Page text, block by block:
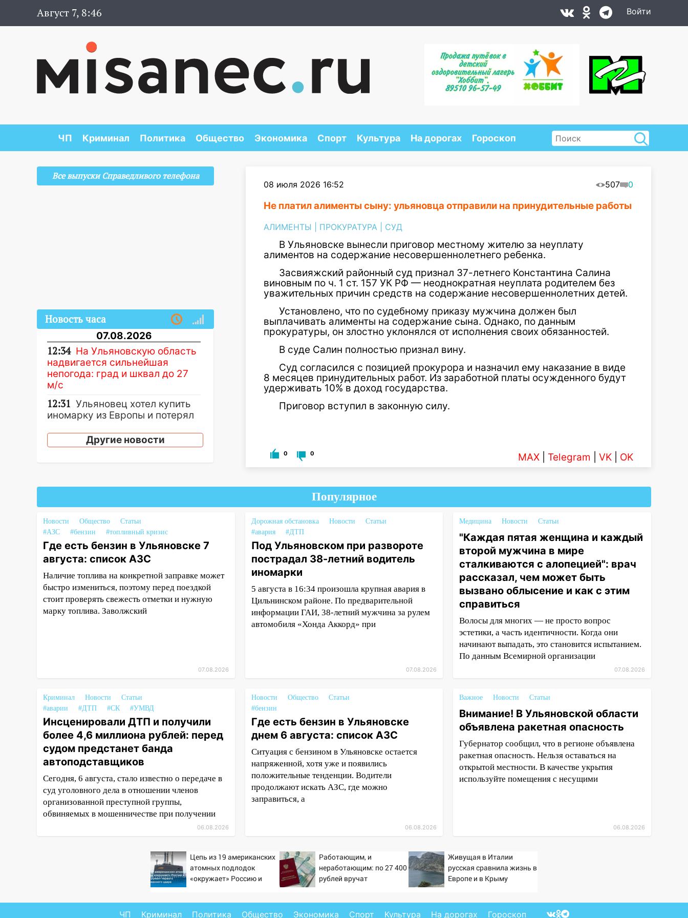
Август 7, 8:46 Войти
ЧП Криминал Политика Общество Экономика Спорт Культура На дорогах Гороскоп
08 июля 2026 16:52 507 0
Не платил алименты сыну: ульяновца отправили на принудительные работы
АЛИМЕНТЫ ПРОКУРАТУРА СУД
В Ульяновске вынесли приговор местному жителю за неуплату
алиментов на содержание несовершеннолетнего ребенка.
Засвияжский районный суд признал 37-летнего Константина Салина
виновным по ч. 1 ст. 157 УК РФ — неоднократная неуплата родителем без
уважительных причин средств на содержание несовершеннолетних детей.
Установлено, что по судебному приказу мужчина должен был
выплачивать алименты на содержание сына. Однако, по данным
прокуратуры, он злостно уклонялся от исполнения своих обязанностей.
В суде Салин полностью признал вину.
Суд согласился с позицией прокурора и назначил ему наказание в виде
8 месяцев принудительных работ. Из заработной платы осужденного будут
удерживать 10% в доход государства.
Приговор вступил в законную силу.
0 0 MAX Telegram VK OK
Все выпуски Справедливого телефона
Новость часа
07.08.2026
12:34 На Ульяновскую область
надвигается сильнейшая
непогода: град и шквал до 27
м/с
12:31 Ульяновец хотел купить
иномарку из Европы и потерял
12:20 В Чердаклинском районе
Ульяновске 7 августа: список
АЗС
11:50
Заснул рядом с ребёнком
и случайно задушил его: суд
вынес приговор
11:38
В Ленинском районе
пожар полностью уничтожил
дачный дом и сарай
11:20
Ульяновская
шахматистка Валерия
Клейменова выиграла два
золота в составе сборной мира
11:16
В Ульяновске открыли
памятную доску декабристу
Кондратию Рылееву
10:40 В Ульяновске спасатели
ночью нашли потерявшегося в
заброшенных садах 79-летнего
Ульяновска временно
отключили холодную воду
В Ульяновске двоих
схемы при ЦГКБ отправили в
Другие новости
Популярное
Новости Общество
Статьи
#АЗС
#бензин #топливный кризис
Где есть бензин в Ульяновске 7
августа: список АЗС
Наличие топлива на конкретной заправке может
быстро измениться, поэтому перед поездкой
стоит проверять свежесть отметки и нужную
марку топлива. Заволжский
07.08.2026
Дорожная обстановка Новости
Статьи
#авария
#ДТП
Под Ульяновском при развороте
пострадал 38-летний водитель
иномарки
5 августа в 16:34 произошла крупная авария в
Цильнинском районе. По предварительной
информации ГАИ, 38-летний мужчина за рулем
автомобиля «Хонда Аккорд» при
07.08.2026
Медицина Новости Статьи
"Каждая пятая женщина и каждый
второй мужчина в мире
сталкиваются с алопецией": врач
рассказал, чем может быть
вызвано облысение и как с этим
справиться
Волосы для многих — не просто вопрос
эстетики, а часть идентичности. Когда они
начинают выпадать, это становится испытанием.
По данным Всемирной организации
07.08.2026
Криминал Новости
Статьи
#аварии
#ДТП #СК #УМВД
Инсценировали ДТП и получили
более 4,6 миллиона рублей: перед
судом предстанет банда
автоподставщиков
Сегодня, 6 августа, стало известно о передаче в
суд уголовного дела в отношении членов
организованной преступной группы,
обвиняемых в мошенничестве при получении
06.08.2026
Новости Общество
Статьи
#бензин
Где есть бензин в Ульяновске
днем 6 августа: список АЗС
Ситуация с бензином в Ульяновске остается
напряженной, хотя уже и появились
положительные тенденции. Водители
продолжают искать АЗС, где можно
заправиться, а
06.08.2026
Важное Новости Статьи
Внимание! В Ульяновской области
объявлена ракетная опасность
Губернатор сообщил, что в регионе объявлена
ракетная опасность. Нельзя оставаться на
открытой местности. В качестве укрытия
используйте помещения с несущими
06.08.2026
Цепь из 19 американских
атомных подлодок
«окружает» Россию и
удара
Работающим, и
неработающим: по 27 400
рублей вручат
Живущая в Италии
русская сравнила жизнь в
Европе и в Крыму
ЧП Криминал Политика Общество Экономика Спорт Культура На дорогах Гороскоп